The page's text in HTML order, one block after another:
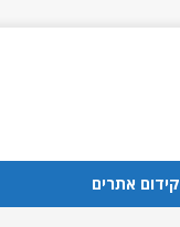
קידום אתרים